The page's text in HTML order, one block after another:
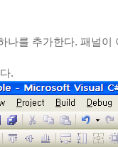
나를 추가한다. 패널이
.